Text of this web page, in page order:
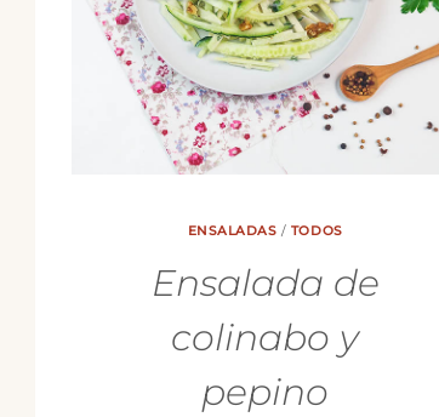
ENSALADAS / TODOS
Ensalada de
colinabo y
pepino